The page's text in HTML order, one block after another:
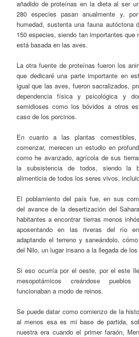
añadido de proteínas en la dieta al ser
280 especies pasan anualmente y,
humedad, sustenta una fauna autóctona
150 especies, siendo tan importantes que
está basada en las aves.
La otra fuente de proteínas fueron los
que dedicaré una parte importante en
igual que las aves, fueron sacralizados,
dependencia física y psicológica y
semidioses como los bóvidos a otros
caso de los porcinos.
En cuanto a las plantas
comenzar, merecen un estudio en
como he avanzado, agrícola de sus
la subsistencia de todos, siendo la
alimenticia de todos los seres vivos,
El poblamiento del país fue, en sus
del avance de la desertización del
habitantes a encontrar tierras menos
aposentando en las riveras del río
adaptando el terreno y saneándolo,
del Nilo, un lugar insano a la llegada de
Si eso ocurría por el oeste, por el este
mesopotámicos creándose pueblos
funcionaban a modo de reinos.
Se puede datar como comienzo de la
al menos esa es mi base de partida,
nuestra era cuando el primer faraón,